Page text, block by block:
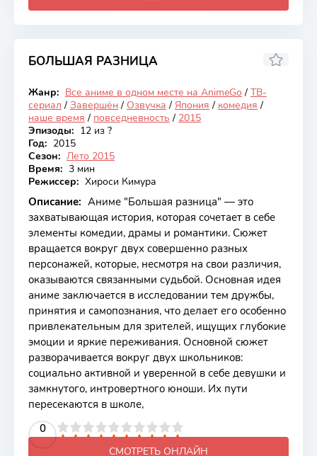
БОЛЬШАЯ РАЗНИЦА
Закончен
6.48
Жанр: Все аниме в одном месте на AnimeGo / ТВ-
сериал / Завершён / Озвучка / Япония / комедия /
наше время / повседневность / 2015
Эпизоды: 12 из ?
Год: 2015
Сезон: Лето 2015
Время: 3 мин
Режиссер: Хироси Кимура
Описание: Аниме "Большая разница" — это
захватывающая история, которая сочетает в себе
элементы комедии, драмы и романтики. Сюжет
вращается вокруг двух совершенно разных
персонажей, которые, несмотря на свои различия,
оказываются связанными судьбой. Основная идея
аниме заключается в исследовании тем дружбы,
принятия и самопознания, что делает его особенно
привлекательным для зрителей, ищущих глубокие
эмоции и яркие переживания. Основной сюжет
разворачивается вокруг двух школьников:
социально активной и уверенной в себе девушки и
замкнутого, интровертного юноши. Их пути
пересекаются в школе,
0
4 5 6 7 8 9 10
СМОТРЕТЬ ОНЛАЙН